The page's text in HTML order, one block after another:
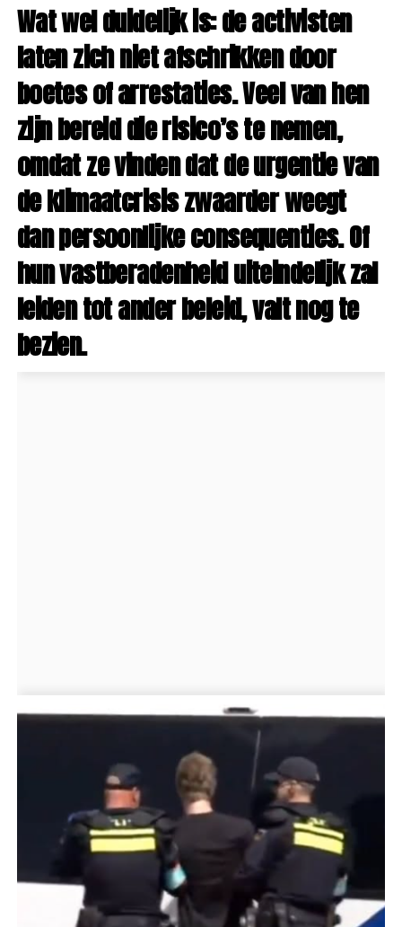
Wat wel duidelijk is: de activisten
laten zich niet afschrikken door
boetes of arrestaties. Veel van hen
zijn bereid die risico’s te nemen,
omdat ze vinden dat de urgentie van
de klimaatcrisis zwaarder weegt
dan persoonlijke consequenties. Of
hun vastberadenheid uiteindelijk zal
leiden tot ander beleid, valt nog te
bezien.